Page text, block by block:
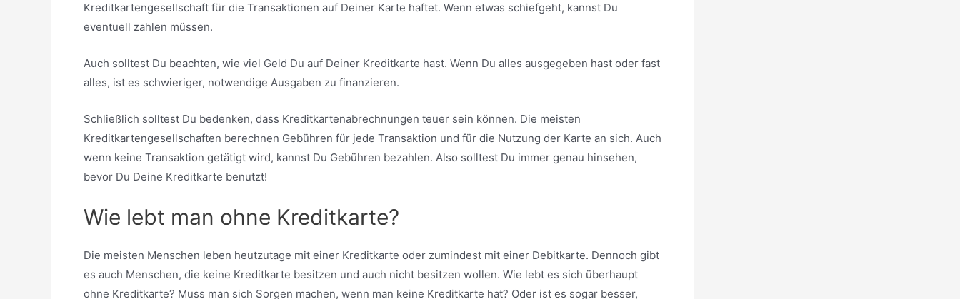
Kreditkartengesellschaft für die Transaktionen auf Deiner Karte haftet. Wenn etwas schiefgeht, kannst Du
eventuell zahlen müssen.
Auch solltest Du beachten, wie viel Geld Du auf Deiner Kreditkarte hast. Wenn Du alles ausgegeben hast oder fast
alles, ist es schwieriger, notwendige Ausgaben zu finanzieren.
Schließlich solltest Du bedenken, dass Kreditkartenabrechnungen teuer sein können. Die meisten
Kreditkartengesellschaften berechnen Gebühren für jede Transaktion und für die Nutzung der Karte an sich. Auch
wenn keine Transaktion getätigt wird, kannst Du Gebühren bezahlen. Also solltest Du immer genau hinsehen,
bevor Du Deine Kreditkarte benutzt!
Wie lebt man ohne Kreditkarte?
Die meisten Menschen leben heutzutage mit einer Kreditkarte oder zumindest mit einer Debitkarte. Dennoch gibt
es auch Menschen, die keine Kreditkarte besitzen und auch nicht besitzen wollen. Wie lebt es sich überhaupt
ohne Kreditkarte? Muss man sich Sorgen machen, wenn man keine Kreditkarte hat? Oder ist es sogar besser,